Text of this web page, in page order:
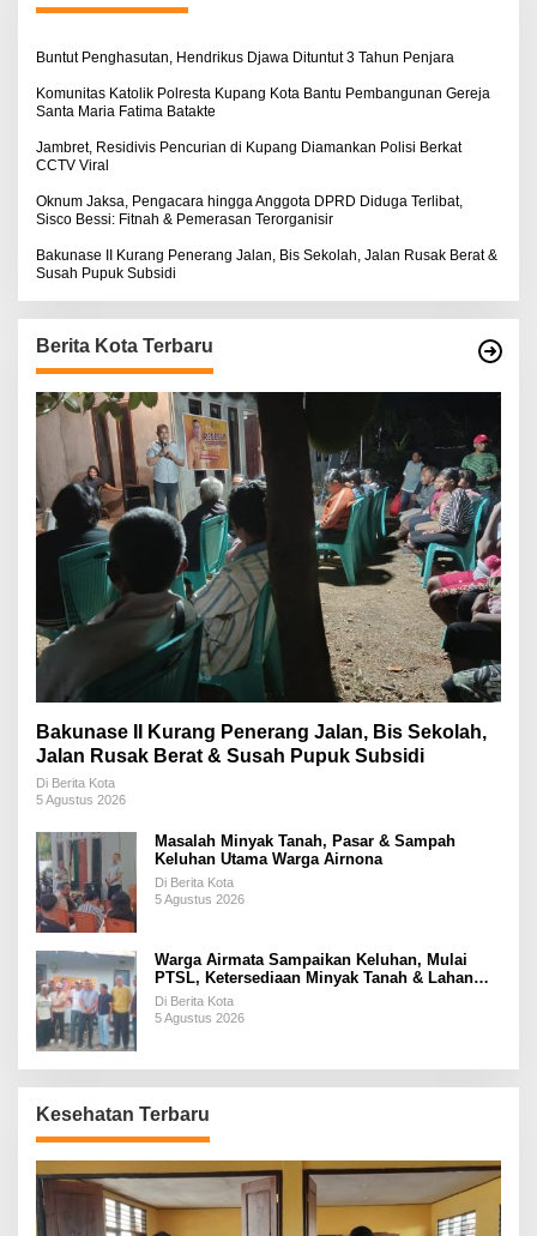
u
:Buntut Penghasutan, Hendrikus Djawa Dituntut 3 Tahun Penjara
Komunitas Katolik Polresta Kupang Kota Bantu Pembangunan Gereja
Santa Maria Fatima Batakte
Jambret, Residivis Pencurian di Kupang Diamankan Polisi Berkat
CCTV Viral
Oknum Jaksa, Pengacara hingga Anggota DPRD Diduga Terlibat,
Sisco Bessi: Fitnah & Pemerasan Terorganisir
Bakunase II Kurang Penerang Jalan, Bis Sekolah, Jalan Rusak Berat &
Susah Pupuk Subsidi
Berita Kota Terbaru
Bakunase II Kurang Penerang Jalan, Bis Sekolah,
Jalan Rusak Berat & Susah Pupuk Subsidi
Di Berita Kota
5 Agustus 2026
Masalah Minyak Tanah, Pasar & Sampah
Keluhan Utama Warga Airnona
Di Berita Kota
5 Agustus 2026
Warga Airmata Sampaikan Keluhan, Mulai
PTSL, Ketersediaan Minyak Tanah & Lahan
Pemakaman
Di Berita Kota
5 Agustus 2026
Kesehatan Terbaru